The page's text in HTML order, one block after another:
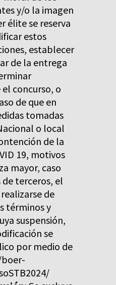
y/o la imagen
élite se reserva
estos
establecer
de la entrega
concurso, o
de que en
tomadas
o local
de la
19, motivos
mayor, caso
terceros, el
de
términos y
suspensión,
se
por medio de